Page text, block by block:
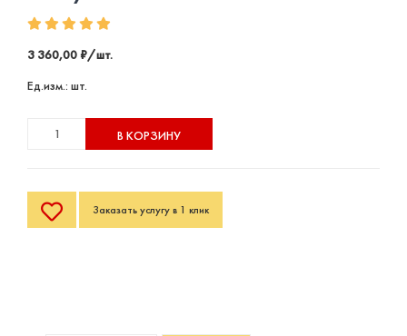
3 360,00 ₽/шт.
Ед.изм.: шт.
В КОРЗИНУ
Заказать услугу в 1 клик